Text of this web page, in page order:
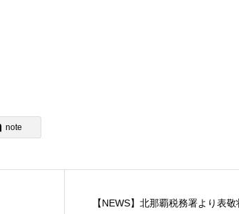
note
【NEWS】北那覇税務署より表